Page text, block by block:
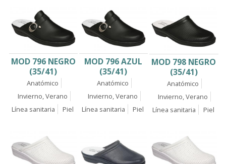
MOD 796 NEGRO
(35/41)
Anatómico
Invierno, Verano
Línea sanitaria
Piel
MOD 796 AZUL
(35/41)
Anatómico
Invierno, Verano
Línea sanitaria
Piel
MOD 798 NEGRO
(35/41)
Anatómico
Invierno, Verano
Línea sanitaria
Piel